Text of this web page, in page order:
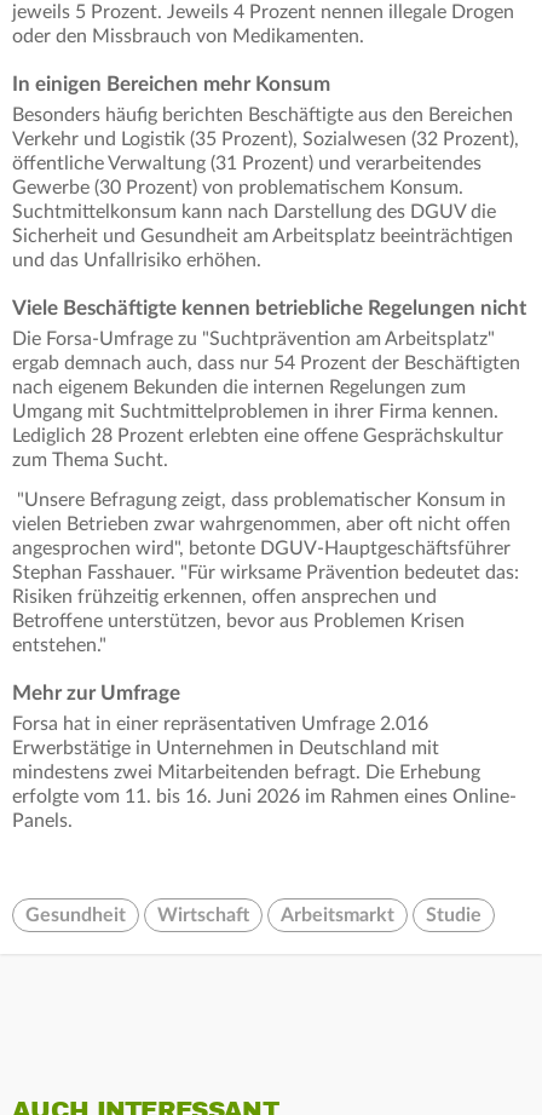
jeweils 5 Prozent. Jeweils 4 Prozent nennen illegale Drogen
oder den Missbrauch von Medikamenten.
In einigen Bereichen mehr Konsum
Besonders häufig berichten Beschäftigte aus den Bereichen
Verkehr und Logistik (35 Prozent), Sozialwesen (32 Prozent),
öffentliche Verwaltung (31 Prozent) und verarbeitendes
Gewerbe (30 Prozent) von problematischem Konsum.
Suchtmittelkonsum kann nach Darstellung des DGUV die
Sicherheit und Gesundheit am Arbeitsplatz beeinträchtigen
und das Unfallrisiko erhöhen.
Viele Beschäftigte kennen betriebliche Regelungen nicht
Die Forsa-Umfrage zu "Suchtprävention am Arbeitsplatz"
ergab demnach auch, dass nur 54 Prozent der Beschäftigten
nach eigenem Bekunden die internen Regelungen zum
Umgang mit Suchtmittelproblemen in ihrer Firma kennen.
Lediglich 28 Prozent erlebten eine offene Gesprächskultur
zum Thema Sucht.
"Unsere Befragung zeigt, dass problematischer Konsum in
vielen Betrieben zwar wahrgenommen, aber oft nicht offen
angesprochen wird", betonte DGUV-Hauptgeschäftsführer
Stephan Fasshauer. "Für wirksame Prävention bedeutet das:
Risiken frühzeitig erkennen, offen ansprechen und
Betroffene unterstützen, bevor aus Problemen Krisen
entstehen."
Mehr zur Umfrage
Forsa hat in einer repräsentativen Umfrage 2.016
Erwerbstätige in Unternehmen in Deutschland mit
mindestens zwei Mitarbeitenden befragt. Die Erhebung
erfolgte vom 11. bis 16. Juni 2026 im Rahmen eines Online-
Panels.
Gesundheit Wirtschaft Arbeitsmarkt Studie